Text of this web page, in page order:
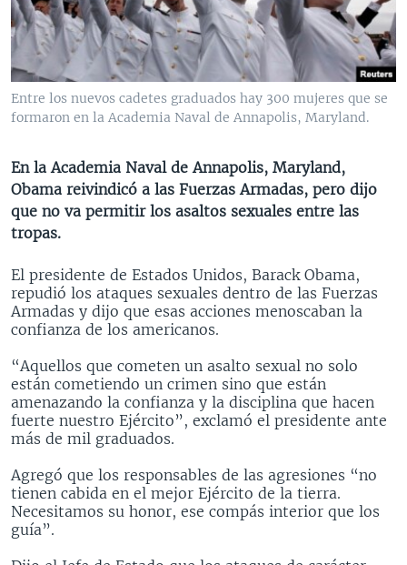
VENEZUELA
BRASIL
NICARAGUA
ECONOMÍA
ENTRETENIMIENTO Y CULTURA
TECNOLOGÍA
DEPORTES
MULTIMEDIA
VIDEOS
FOTOGRAFÍA
AUDIOS
PROGRAMAS TV
EL MUNDO AL DÍA
FORO INTERAMERICANO
LAS CLAVES
PANORAMA
RADIO
AVANCE INFORMATIVO
BUENOS DÍAS AMÉRICA
ESTADOS UNIDOS AL DÍA
EL MUNDO AL DÍA [RADIO]
FORO [RADIO]
DEPORTIVO INTERNACIONAL
ENTRETENIMIENTO
DIRECT
Learning English
SÍGANOS
Idiomas
Entre los nuevos cadetes graduados hay 300 mujeres que se
formaron en la Academia Naval de Annapolis, Maryland.
En la Academia Naval de Annapolis, Maryland,
Obama reivindicó a las Fuerzas Armadas, pero dijo
que no va permitir los asaltos sexuales entre las
tropas.
El presidente de Estados Unidos, Barack Obama,
repudió los ataques sexuales dentro de las Fuerzas
Armadas y dijo que esas acciones menoscaban la
confianza de los americanos.
“Aquellos que cometen un asalto sexual no solo
están cometiendo un crimen sino que están
amenazando la confianza y la disciplina que hacen
fuerte nuestro Ejército”, exclamó el presidente ante
más de mil graduados.
Agregó que los responsables de las agresiones “no
tienen cabida en el mejor Ejército de la tierra.
Necesitamos su honor, ese compás interior que los
guía”.